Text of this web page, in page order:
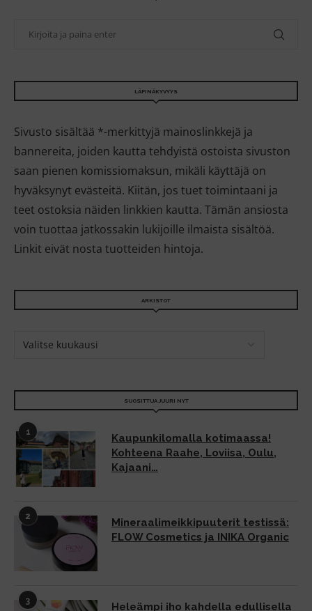
LÄPINÄKYVYYS
Sivusto sisältää *-merkittyjä mainoslinkkejä ja
bannereita, joiden kautta tehdyistä ostoista sivuston
saan pienen komissiomaksun, mikäli käyttäjä on
hyväksynyt evästeitä. Kiitän, jos tuet toimintaani ja
teet ostoksia näiden linkkien kautta. Tämän ansiosta
voin tuottaa jatkossakin lukijoille ilmaista sisältöä.
Linkit eivät nosta tuotteiden hintoja.
ARKISTOT
SUOSITTUA JUURI NYT
1
Kaupunkilomalla kotimaassa!
Kohteena Raahe, Loviisa, Oulu,
Kajaani…
2
Mineraalimeikkipuuterit testissä:
FLOW Cosmetics ja INIKA Organic
3 Heleämpi iho kahdella edullisella